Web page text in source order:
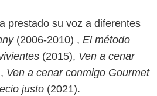
prestado su voz a diferentes
(2006-2010) , El método
(2015), Ven a cenar
Ven a cenar conmigo Gourmet
justo (2021).